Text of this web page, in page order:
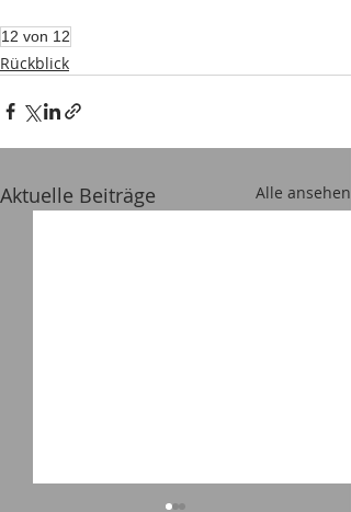
12 von 12
Rückblick
Aktuelle Beiträge Alle ansehen